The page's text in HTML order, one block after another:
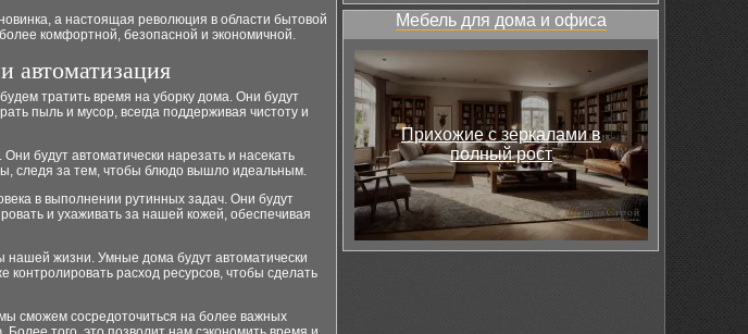
а настоящая революция в области бытовой
комфортной, безопасной и экономичной.
автоматизация
тратить время на уборку дома. Они будут
пыль и мусор, всегда поддерживая чистоту и
будут автоматически нарезать и насекать
следя за тем, чтобы блюдо вышло идеальным.
в выполнении рутинных задач. Они будут
и ухаживать за нашей кожей, обеспечивая
нашей жизни. Умные дома будут автоматически
контролировать расход ресурсов, чтобы сделать
сможем сосредоточиться на более важных
Мебель для дома и офиса
Прихожие с зеркалами в
полный рост